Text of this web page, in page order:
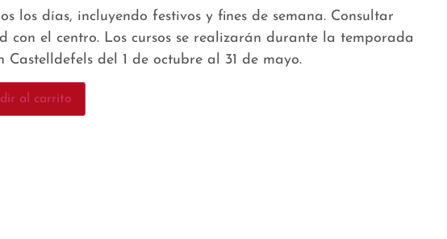
los días, incluyendo festivos y fines de semana. Consultar
con el centro. Los cursos se realizarán durante la temporada
Castelldefels del 1 de octubre al 31 de mayo.
al carrito